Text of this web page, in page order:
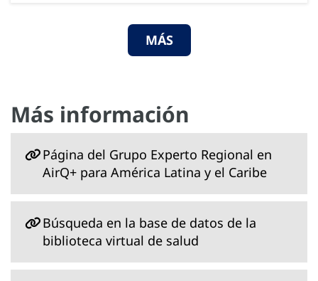
MÁS
Más información
Página del Grupo Experto Regional en
AirQ+ para América Latina y el Caribe
Búsqueda en la base de datos de la
biblioteca virtual de salud